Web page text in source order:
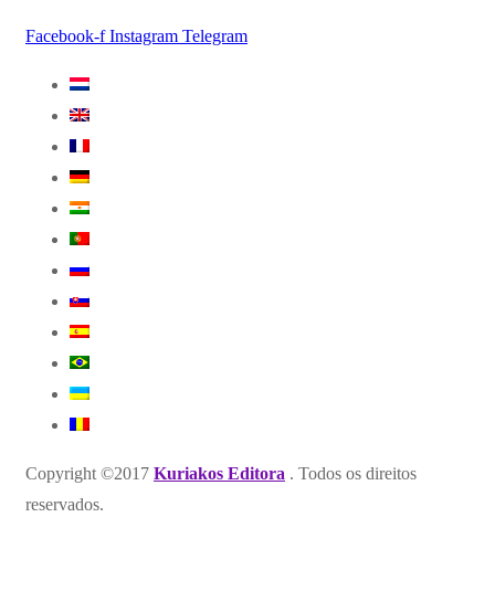
Facebook-f Instagram Telegram
Copyright ©2017 Kuriakos Editora . Todos os direitos
reservados.